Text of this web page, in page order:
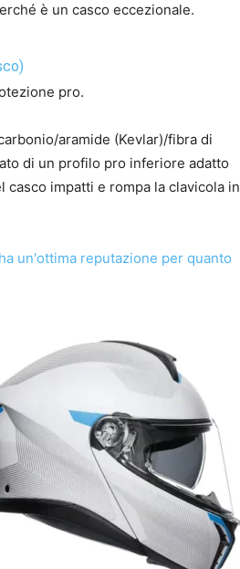
è un casco eccezionale.
pro.
aramide (Kevlar)/fibra di
di un profilo pro inferiore adatto
impatti e rompa la clavicola in
ha un'ottima reputazione per quanto